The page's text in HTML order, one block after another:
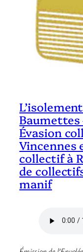
Baumettes
Évasion
Vincennes
collectif à
de
manif